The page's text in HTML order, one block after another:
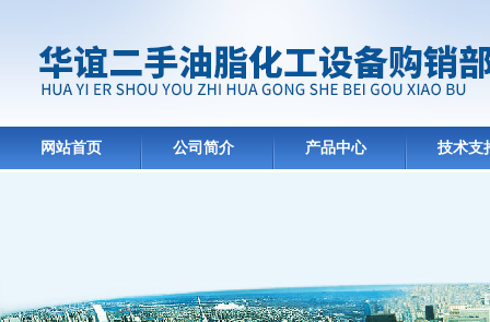
网站首页 公司简介 产品中心 技术支